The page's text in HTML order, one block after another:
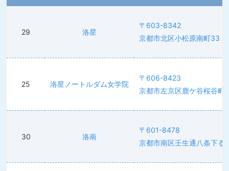
29 洛星
〒603-8342
京都市北区小松原南町33
25 洛星ノートルダム女学院
〒606-8423
京都市左京区鹿ケ谷桜谷町
30 洛南
〒601-8478
京都市南区壬生通八条下る